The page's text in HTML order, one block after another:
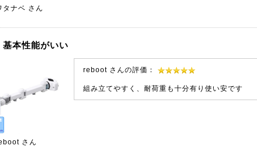
タナベ さん
基本性能がいい
さん
reboot さんの評価：
組み立てやすく、耐荷重も十分有り使い安です